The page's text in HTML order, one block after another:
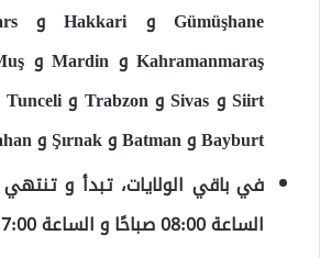
Bayburt و Batman و Şırnak و Ardahan و Iğdır و Kilis.
في باقي الولايات، تبدأ و
الساعة 08:00 صباحًا و الساعة 17:00 مساءً.